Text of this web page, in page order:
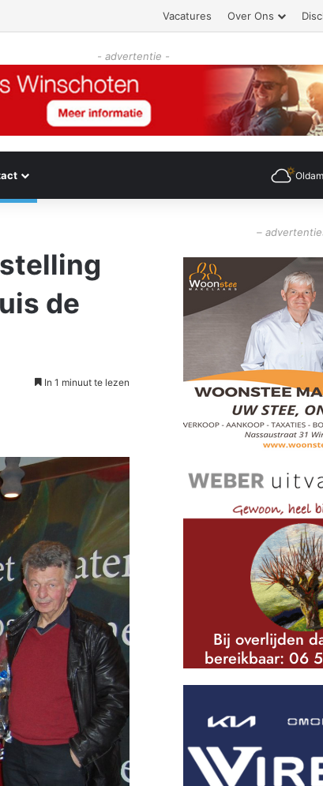
Vacatures Over Ons
- advertentie -
de
In 1 minuut te lezen
– advertenties